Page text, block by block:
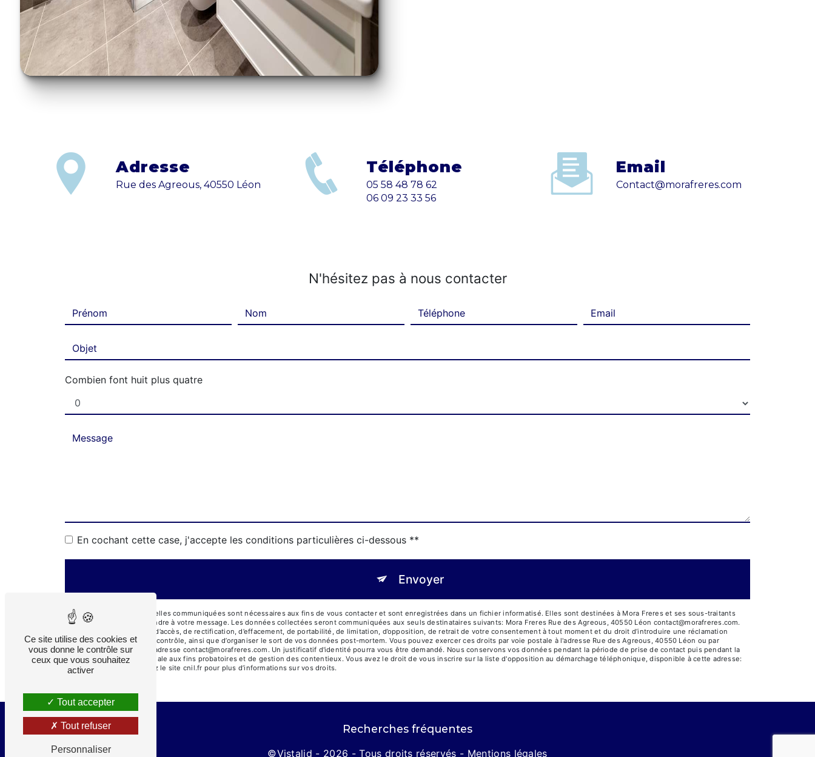
Adresse
Rue des Agreous, 40550 Léon
Téléphone
05 58 48 78 62
06 09 23 33 56
Email
contact@morafreres.com
N'hésitez pas à nous contacter
Combien font huit plus quatre
En cochant cette case, j'accepte les conditions particulières ci-dessous **
Envoyer
** Les données personnelles communiquées sont nécessaires aux fins de vous contacter et sont enregistrées dans un fichier informatisé. Elles sont destinées à Mora Freres et ses sous-traitants
dans le seul but de répondre à votre message. Les données collectées seront communiquées aux seuls destinataires suivants: Mora Freres Rue des Agreous, 40550 Léon contact@morafreres.com.
Vous disposez de droits d’accès, de rectification, d’effacement, de portabilité, de limitation, d’opposition, de retrait de votre consentement à tout moment et du droit d’introduire une réclamation
auprès d’une autorité de contrôle, ainsi que d’organiser le sort de vos données post-mortem. Vous pouvez exercer ces droits par voie postale à l'adresse Rue des Agreous, 40550 Léon ou par
courrier électronique à l'adresse contact@morafreres.com. Un justificatif d'identité pourra vous être demandé. Nous conservons vos données pendant la période de prise de contact puis pendant la
durée de prescription légale aux fins probatoires et de gestion des contentieux. Vous avez le droit de vous inscrire sur la liste d'opposition au démarchage téléphonique, disponible à cette adresse:
Bloctel.gouv.fr
. Consultez le site cnil.fr pour plus d’informations sur vos droits.
Recherches fréquentes
©Vistalid - 2026 - Tous droits réservés - Mentions légales
Ce site utilise des cookies et
vous donne le contrôle sur
ceux que vous souhaitez
activer
Tout accepter
Tout refuser
Personnaliser